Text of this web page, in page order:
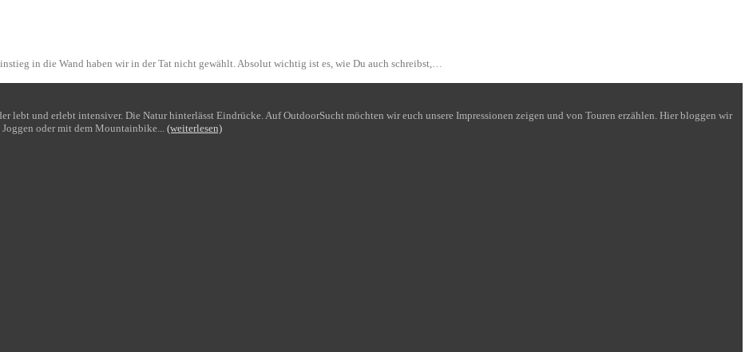
in die Wand haben wir in der Tat nicht gewählt. Absolut wichtig ist es, wie Du auch schreibst,…
lebt und erlebt intensiver. Die Natur hinterlässt Eindrücke. Auf OutdoorSucht möchten wir euch unsere Impressionen zeigen und von Touren erzählen. Hier bloggen wir
oder mit dem Mountainbike... (weiterlesen)